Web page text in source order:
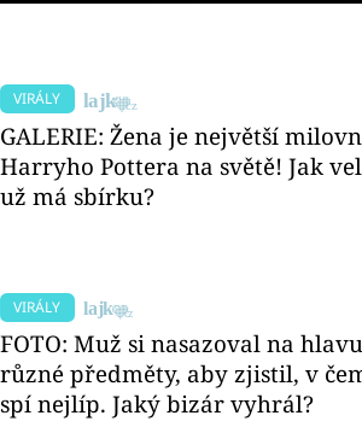
VIRÁLY
GALERIE: Žena je největší
Harryho Pottera na světě! Jak
už má sbírku?
VIRÁLY
FOTO: Muž si nasazoval na hlavu
různé předměty, aby zjistil, v
spí nejlíp. Jaký bizár vyhrál?